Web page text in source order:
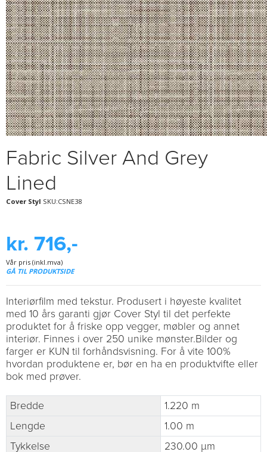
Fabric Silver And Grey
Lined
Cover Styl SKU:CSNE38
kr. 716,-
Vår pris (inkl.mva)
GÅ TIL PRODUKTSIDE
Interiørfilm med tekstur. Produsert i høyeste kvalitet
med 10 års garanti gjør Cover Styl til det perfekte
produktet for å friske opp vegger, møbler og annet
interiør. Finnes i over 250 unike mønster.Bilder og
farger er KUN til forhåndsvisning. For å vite 100%
hvordan produktene er, bør en ha en produktvifte eller
bok med prøver.
Bredde
1.220 m
Lengde
1.00 m
Tykkelse
230.00 µm